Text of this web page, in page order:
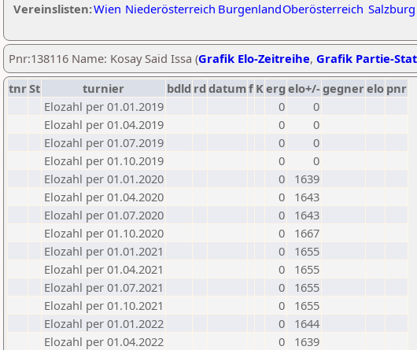
Vereinslisten:Wien Niederösterreich BurgenlandOberösterreich Salzburg
Pnr:138116 Name: Kosay Said Issa (Grafik Elo-Zeitreihe, Grafik Partie-
tnrSt turnier bdld rd datumf Kerg elo+/-gegnerelo pnr
Elozahl per 01.01.2019
0
0
Elozahl per 01.04.2019
0
0
Elozahl per 01.07.2019
0
0
Elozahl per 01.10.2019
0
0
Elozahl per 01.01.2020
0
1639
Elozahl per 01.04.2020
0
1643
Elozahl per 01.07.2020
0
1643
Elozahl per 01.10.2020
0
1667
Elozahl per 01.01.2021
0
1655
Elozahl per 01.04.2021
0
1655
Elozahl per 01.07.2021
0
1655
Elozahl per 01.10.2021
0
1655
Elozahl per 01.01.2022
0
1644
Elozahl per 01.04.2022
0
1639